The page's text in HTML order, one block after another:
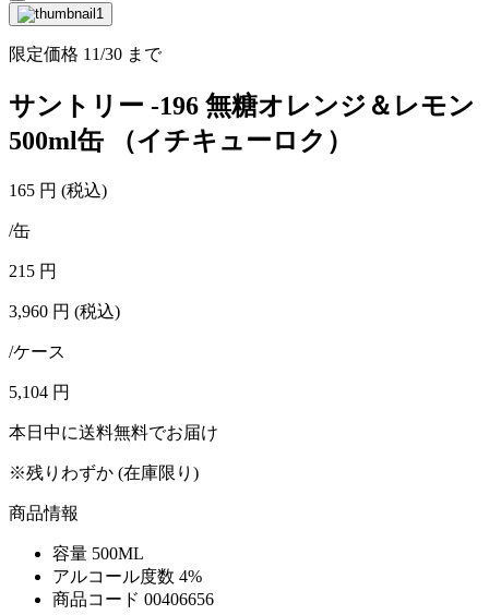
限定価格 11/30 まで
サントリー -196 無糖オレンジ＆レモン
500ml缶 （イチキューロク）
165 円 (税込)
/缶
215 円
3,960 円 (税込)
/ケース
5,104 円
本日中に送料無料でお届け
※残りわずか (在庫限り)
商品情報
容量 500ML
アルコール度数 4%
商品コード 00406656